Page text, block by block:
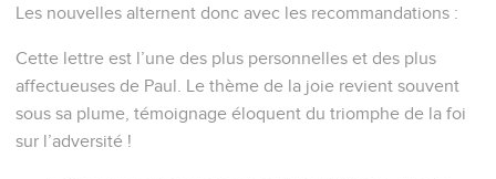
Les nouvelles alternent donc avec les recommandations :
Cette lettre est l’une des plus personnelles et des plus
affectueuses de Paul. Le thème de la joie revient souvent
sous sa plume, témoignage éloquent du triomphe de la foi
sur l’adversité !